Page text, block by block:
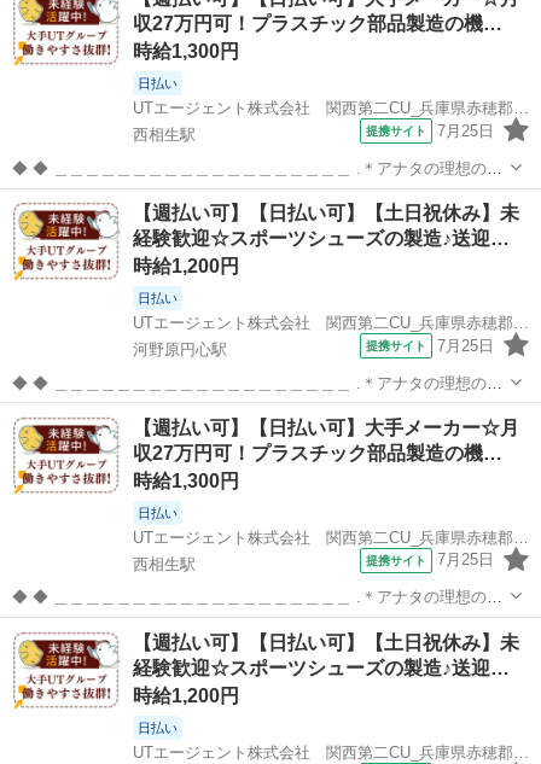
収27万円可！プラスチック部品製造の機…
時給1,300円
日払い
UTエージェント株式会社 関西第二CU_兵庫県赤穂郡上郡町_機械操作
西相生駅
提携サイト 7月25日
◆ ◆ ＿＿＿＿＿＿＿＿＿＿＿＿＿＿＿＿＿＿＿ .＊アナタの理想の働
き方を実現します*。 ￣￣￣￣￣￣￣￣￣￣￣￣￣￣￣￣￣￣￣ ★大
手×安定収入★ プライム市場上場UTグループ！ 充実の福利厚生あり◎
働きやすさ抜群！！...
兵庫 赤穂郡 西相生駅 工場
【週払い可】【日払い可】【土日祝休み】未
経験歓迎☆スポーツシューズの製造♪送迎…
時給1,200円
日払い
UTエージェント株式会社 関西第二CU_兵庫県赤穂郡上郡町_加工･組付け
河野原円心駅
提携サイト 7月25日
◆ ◆ ＿＿＿＿＿＿＿＿＿＿＿＿＿＿＿＿＿＿＿ .＊アナタの理想の働
き方を実現します*。 ￣￣￣￣￣￣￣￣￣￣￣￣￣￣￣￣￣￣￣ ★大
手×安定収入★ プライム市場上場UTグループ！ 充実の福利厚生あり◎
働きやすさ抜群！！...
兵庫 赤穂郡 河野原円心駅 工場
【週払い可】【日払い可】大手メーカー☆月
収27万円可！プラスチック部品製造の機…
時給1,300円
日払い
UTエージェント株式会社 関西第二CU_兵庫県赤穂郡上郡町_機械操作
西相生駅
提携サイト 7月25日
◆ ◆ ＿＿＿＿＿＿＿＿＿＿＿＿＿＿＿＿＿＿＿ .＊アナタの理想の働
き方を実現します*。 ￣￣￣￣￣￣￣￣￣￣￣￣￣￣￣￣￣￣￣ ★大
手×安定収入★ プライム市場上場UTグループ！ 充実の福利厚生あり◎
働きやすさ抜群！！...
兵庫 赤穂郡 西相生駅 その他
【週払い可】【日払い可】【土日祝休み】未
経験歓迎☆スポーツシューズの製造♪送迎…
時給1,200円
日払い
UTエージェント株式会社 関西第二CU_兵庫県赤穂郡上郡町_加工･組付け